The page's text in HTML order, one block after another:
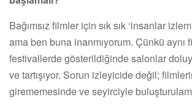
Bağımsız filmler için sık sık ‘insanlar
ama ben buna inanmıyorum. Çünkü aynı
festivallerde gösterildiğinde salonlar
ve tartışıyor. Sorun izleyicide değil;
girememesinde ve seyirciyle